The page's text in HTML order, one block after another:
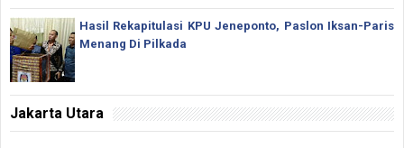
Hasil Rekapitulasi KPU Jeneponto, Paslon Iksan-Paris
Menang Di Pilkada
Jakarta Utara